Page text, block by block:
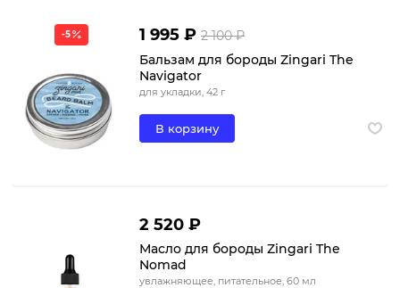
-5 1 995 ₽ 2 100 ₽
Бальзам для бороды Zingari The
Navigator
для укладки, 42 г
В корзину
2 520 ₽
Масло для бороды Zingari The
Nomad
увлажняющее, питательное, 60 мл